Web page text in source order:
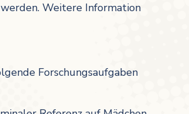
Weitere Information
Forschungsaufgaben